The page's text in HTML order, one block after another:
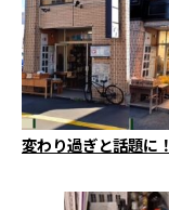
変わり過ぎと話題に！